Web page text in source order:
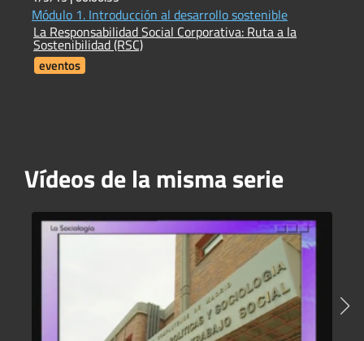
Módulo 1. Introducción al desarrollo sostenible
La Responsabilidad Social Corporativa: Ruta a la
Sostenibilidad (RSC)
eventos
Vídeos de la misma serie